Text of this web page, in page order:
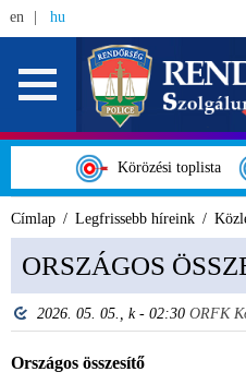
en hu
Körözési toplista
Címlap Legfrissebb híreink
ORSZÁGOS
2026. 05. 05., k - 02:30 ORFK
Országos összesítő